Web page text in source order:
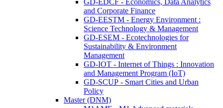
GD-EDCF - Economics, Data Analytics
and Corporate Finance
GD-EESTM - Energy Environment :
Science Technology & Management
GD-ESEM - Ecotechnologies for
Sustainability & Environment
Management
GD-IOT - Internet of Things : Innovation
and Management Program (IoT)
GD-SCUP - Smart Cities and Urban
Policy
Master (DNM)